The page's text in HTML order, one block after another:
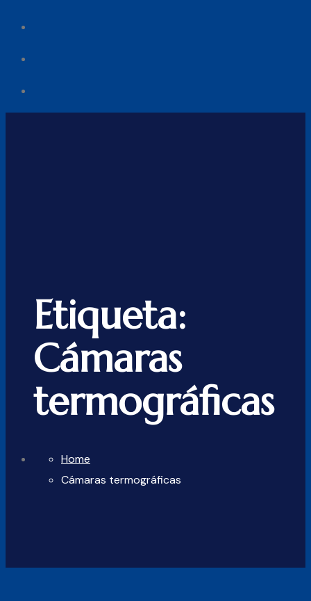
Etiqueta:
Cámaras
termográficas
Home
Cámaras termográficas